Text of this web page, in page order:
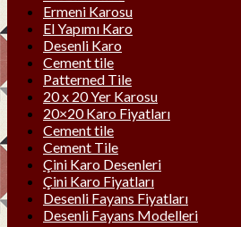
Ermeni Karosu
El Yapımı Karo
Desenli Karo
Cement tile
Patterned Tile
20 x 20 Yer Karosu
20×20 Karo Fiyatları
Cement tile
Cement Tile
Çini Karo Desenleri
Çini Karo Fiyatları
Desenli Fayans Fiyatları
Desenli Fayans Modelleri